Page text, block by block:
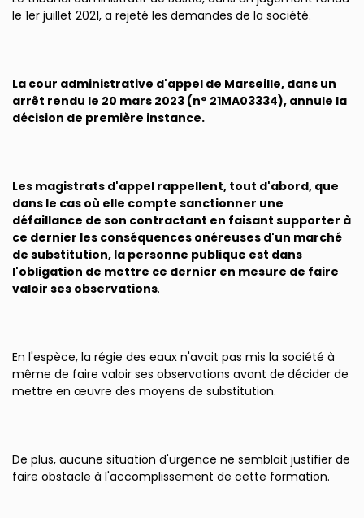
le 1er juillet 2021, a rejeté les demandes de la société.
La cour administrative d'appel de Marseille, dans un
arrêt rendu le 20 mars 2023 (n° 21MA03334), annule la
décision de première instance.
Les magistrats d'appel rappellent, tout d'abord, que
dans le cas où elle compte sanctionner une
défaillance de son contractant en faisant supporter à
ce dernier les conséquences onéreuses d'un marché
de substitution, la personne publique est dans
l'obligation de mettre ce dernier en mesure de faire
valoir ses observations.
En l'espèce, la régie des eaux n'avait pas mis la société à
même de faire valoir ses observations avant de décider de
mettre en œuvre des moyens de substitution.
De plus, aucune situation d'urgence ne semblait justifier de
faire obstacle à l'accomplissement de cette formation.